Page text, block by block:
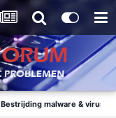
Bestrijding malware &